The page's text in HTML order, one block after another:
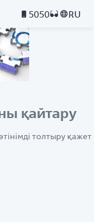
5050 RU
қайтару
толтыру қажет